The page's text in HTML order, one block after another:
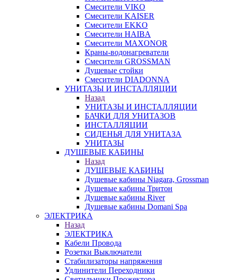
Смесители VIKO
Смесители KAISER
Смесители EKKO
Смесители HAIBA
Смесители MAXONOR
Краны-водонагреватели
Смесители GROSSMAN
Душевые стойки
Смесители DIADONNA
УНИТАЗЫ И ИНСТАЛЛЯЦИИ
Назад
УНИТАЗЫ И ИНСТАЛЛЯЦИИ
БАЧКИ ДЛЯ УНИТАЗОВ
ИНСТАЛЛЯЦИИ
СИДЕНЬЯ ДЛЯ УНИТАЗА
УНИТАЗЫ
ДУШЕВЫЕ КАБИНЫ
Назад
ДУШЕВЫЕ КАБИНЫ
Душевые кабины Niagara, Grossman
Душевые кабины Тритон
Душевые кабины River
Душевые кабины Domani Spa
ЭЛЕКТРИКА
Назад
ЭЛЕКТРИКА
Кабели Провода
Розетки Выключатели
Стабилизаторы напряжения
Удлинители Переходники